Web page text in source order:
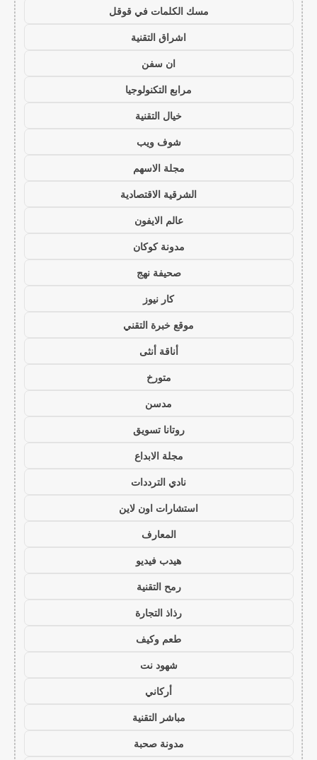
مسك الكلمات في قوقل
اشراق التقنية
ان سفن
مرابع التكنولوجيا
خيال التقنية
شوف ويب
مجلة الاسهم
الشرقية الاقتصادية
عالم الايفون
مدونة كوكان
صحيفة نهج
كار نيوز
موقع خبرة التقني
أناقة أنثى
متورخ
مدسن
روتانا تسويق
مجلة الابداع
نادي الترددات
استشارات اون لاين
المعارف
هيدب فيديو
رمح التقنية
رذاذ التجارة
طعم وكيف
شهود نت
أركاني
مباشر التقنية
مدونة صحبة